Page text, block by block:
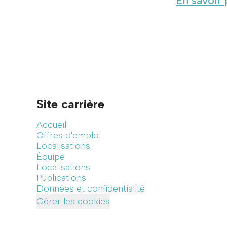
Site carrière
Accueil
Offres d'emploi
Localisations
Équipe
Localisations
Publications
Données et confidentialité
Gérer les cookies